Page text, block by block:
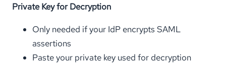
Private Key for Decryption
Only needed if your IdP encrypts SAML
assertions
Paste your private key used for decryption